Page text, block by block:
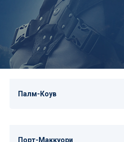
Палм-Коув
Порт-Маккуори